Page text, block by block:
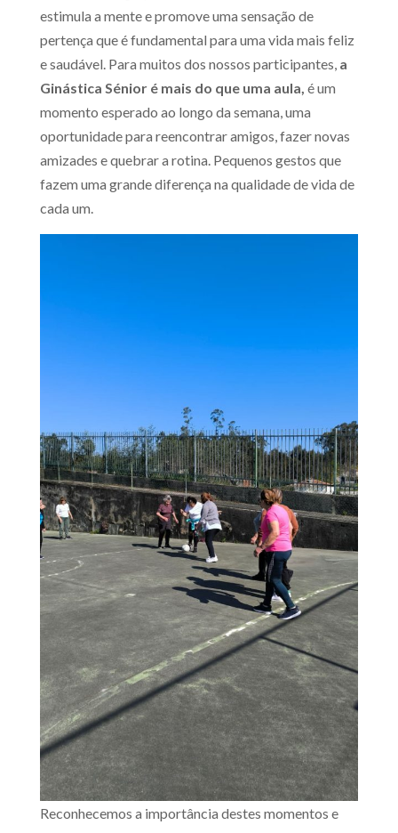
estimula a mente e promove uma sensação de
pertença que é fundamental para uma vida mais feliz
e saudável. Para muitos dos nossos participantes, a
Ginástica Sénior é mais do que uma aula, é um
momento esperado ao longo da semana, uma
oportunidade para reencontrar amigos, fazer novas
amizades e quebrar a rotina. Pequenos gestos que
fazem uma grande diferença na qualidade de vida de
cada um.
Reconhecemos a importância destes momentos e